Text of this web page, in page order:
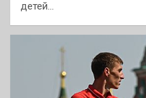
детей…